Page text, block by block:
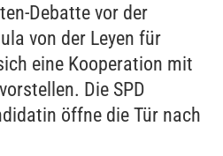
Debatte vor der
von der Leyen für
eine Kooperation mit
Die SPD
öffne die Tür nach